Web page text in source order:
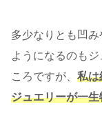
多少なりとも凹
ようになるのも
ころですが、 私は
ジュエリーが一